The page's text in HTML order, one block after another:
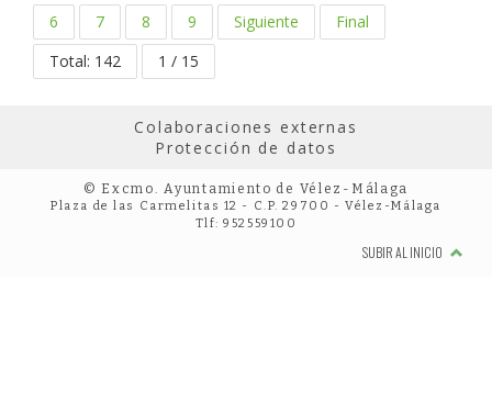
6 7 8 9 Siguiente
Final
Total: 142
1 / 15
Colaboraciones externas
Protección de datos
© Excmo. Ayuntamiento de Vélez-Málaga
Plaza de las Carmelitas 12 - C.P. 29700 - Vélez-Málaga
Tlf: 952559100
SUBIR AL INICIO